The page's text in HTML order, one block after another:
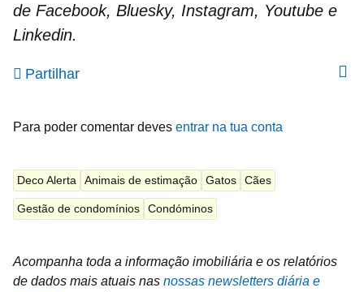
de Facebook, Bluesky, Instagram, Youtube e
Linkedin.
Partilhar
Para poder comentar deves entrar na tua conta
Deco Alerta Animais de estimação Gatos Cães
Gestão de condomínios Condóminos
Acompanha toda a informação imobiliária e os relatórios
de dados mais atuais nas nossas newsletters diária e